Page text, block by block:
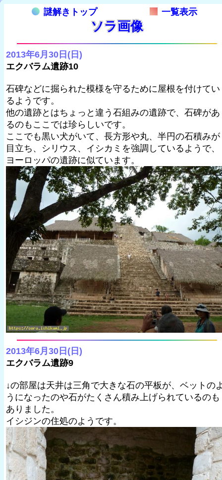
謎解きトップ 一覧表示
ソラ画像
2013年6月30日(日)
エクバラム遺跡10
石碑などに掘られた模様を守るために屋根を付けてい
るようです。
他の遺跡とはちょっと違う石組みの遺跡で、石碑があ
るのもここでは珍らしいです。
ここでも黒い犬がいて、長方形や丸、半円の石積みが
目立ち、シリウス、イシカミを強調しているようで、
ヨーロッパの遺跡に似ています。
2013年6月30日(日)
エクバラム遺跡9
↓の部屋は天井は三角で大きな石の平板が、ベットの
うになったのや石がたくさん積み上げられているのも
ありました。
イシジンの住処のようです。